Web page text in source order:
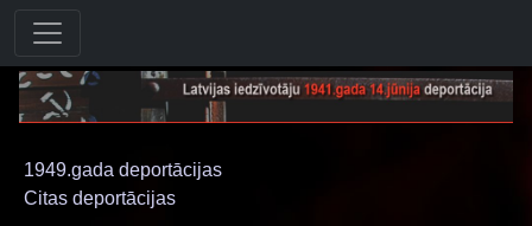
1949.gada deportācijas
Citas deportācijas